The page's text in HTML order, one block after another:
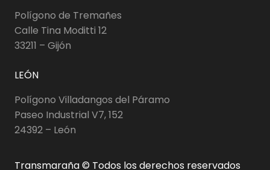
Polígono de Tremañes
Calle Tina Moditti 12
33211 – Gijón
LEÓN
Polígono Villadangos del Páramo
Paseo Industrial V7, 152
24392 – León
Transmaraña © Todos los derechos reservados